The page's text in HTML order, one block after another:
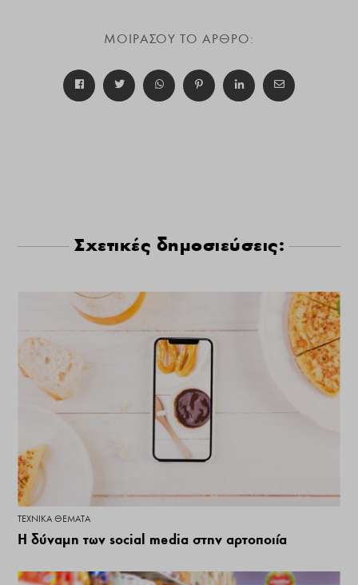
ΜΟΙΡΑΣΟΥ ΤΟ ΑΡΘΡΟ:
Σχετικές δημοσιεύσεις:
ΤΕΧΝΙΚΆ ΘΈΜΑΤΑ
Η δύναμη των social media στην αρτοποιία